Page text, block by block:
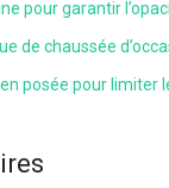
pour garantir
de chaussée
posée pour limiter